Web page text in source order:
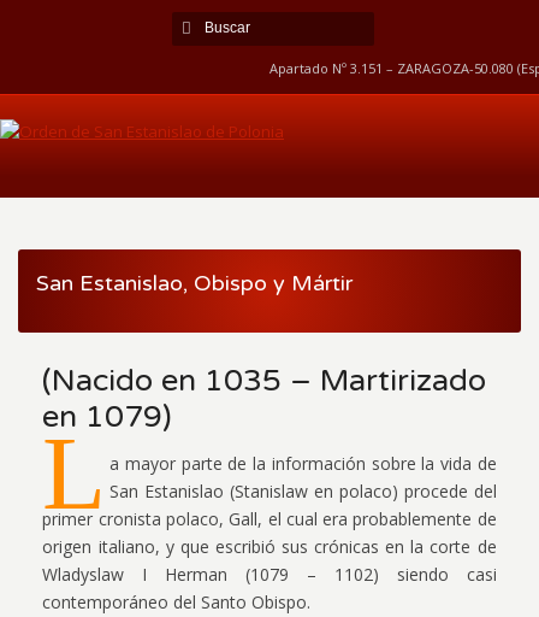
Apartado Nº 3.151 – ZARAGOZA-50.080
San Estanislao, Obispo y Mártir
(Nacido en 1035 – Martirizado
en 1079)
L a mayor parte de la información sobre la vida de
San Estanislao (Stanislaw en polaco) procede del
primer cronista polaco, Gall, el cual era probablemente de
origen italiano, y que escribió sus crónicas en la corte de
Wladyslaw I Herman (1079 – 1102) siendo casi
contemporáneo del Santo Obispo.